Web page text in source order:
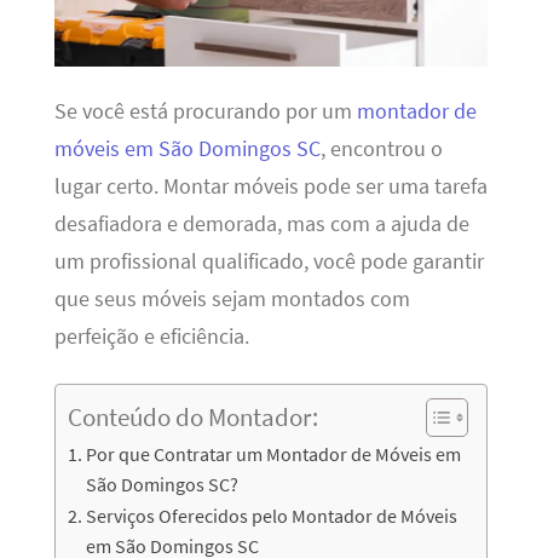
Se você está procurando por um montador de
móveis em São Domingos SC, encontrou o
lugar certo. Montar móveis pode ser uma tarefa
desafiadora e demorada, mas com a ajuda de
um profissional qualificado, você pode garantir
que seus móveis sejam montados com
perfeição e eficiência.
Conteúdo do Montador:
Por que Contratar um Montador de Móveis em
São Domingos SC?
Serviços Oferecidos pelo Montador de Móveis
em São Domingos SC